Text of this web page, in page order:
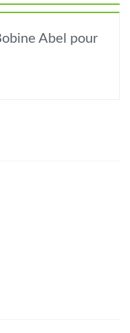
Abel pour